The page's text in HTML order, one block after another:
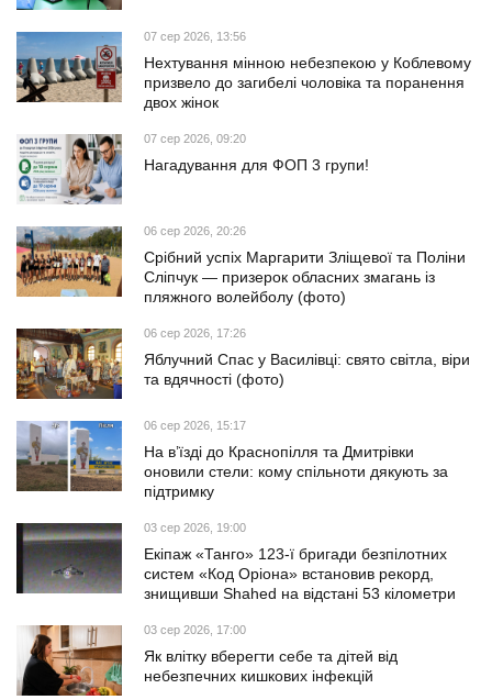
07 сер 2026, 13:56
Нехтування мінною небезпекою у Коблевому
призвело до загибелі чоловіка та поранення
двох жінок
07 сер 2026, 09:20
Нагадування для ФОП 3 групи!
06 сер 2026, 20:26
Срібний успіх Маргарити Зліщевої та Поліни
Сліпчук — призерок обласних змагань із
пляжного волейболу (фото)
06 сер 2026, 17:26
Яблучний Спас у Василівці: свято світла, віри
та вдячності (фото)
06 сер 2026, 15:17
На в’їзді до Краснопілля та Дмитрівки
оновили стели: кому спільноти дякують за
підтримку
03 сер 2026, 19:00
Екіпаж «Танго» 123-ї бригади безпілотних
систем «Код Оріона» встановив рекорд,
знищивши Shahed на відстані 53 кілометри
03 сер 2026, 17:00
Як влітку вберегти себе та дітей від
небезпечних кишкових інфекцій